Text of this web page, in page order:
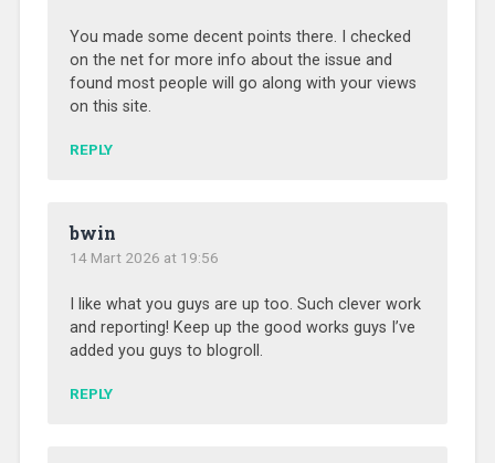
You made some decent points there. I checked
on the net for more info about the issue and
found most people will go along with your views
on this site.
REPLY
bwin
14 Mart 2026 at 19:56
I like what you guys are up too. Such clever work
and reporting! Keep up the good works guys I’ve
added you guys to blogroll.
REPLY